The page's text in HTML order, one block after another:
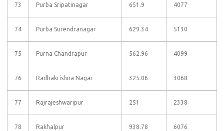
73 Purba Sripatinagar 651.9 4077
74 Purba Surendranagar 629.34 5130
75 Purna Chandrapur 562.96 4099
76 Radhakrishna Nagar 325.06 3068
77 Rajrajeshwaripur 251 2338
78 Rakhalpur 938.78 6076